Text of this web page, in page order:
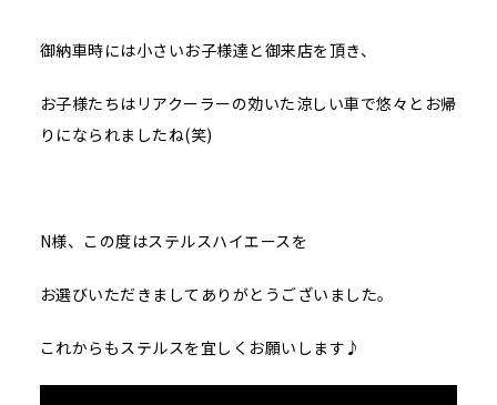
御納車時には小さいお子様達と御来店を頂き、
お子様たちはリアクーラーの効いた涼しい車で悠々とお帰
りになられましたね(笑)
N様、この度はステルスハイエースを
お選びいただきましてありがとうございました。
これからもステルスを宜しくお願いします♪